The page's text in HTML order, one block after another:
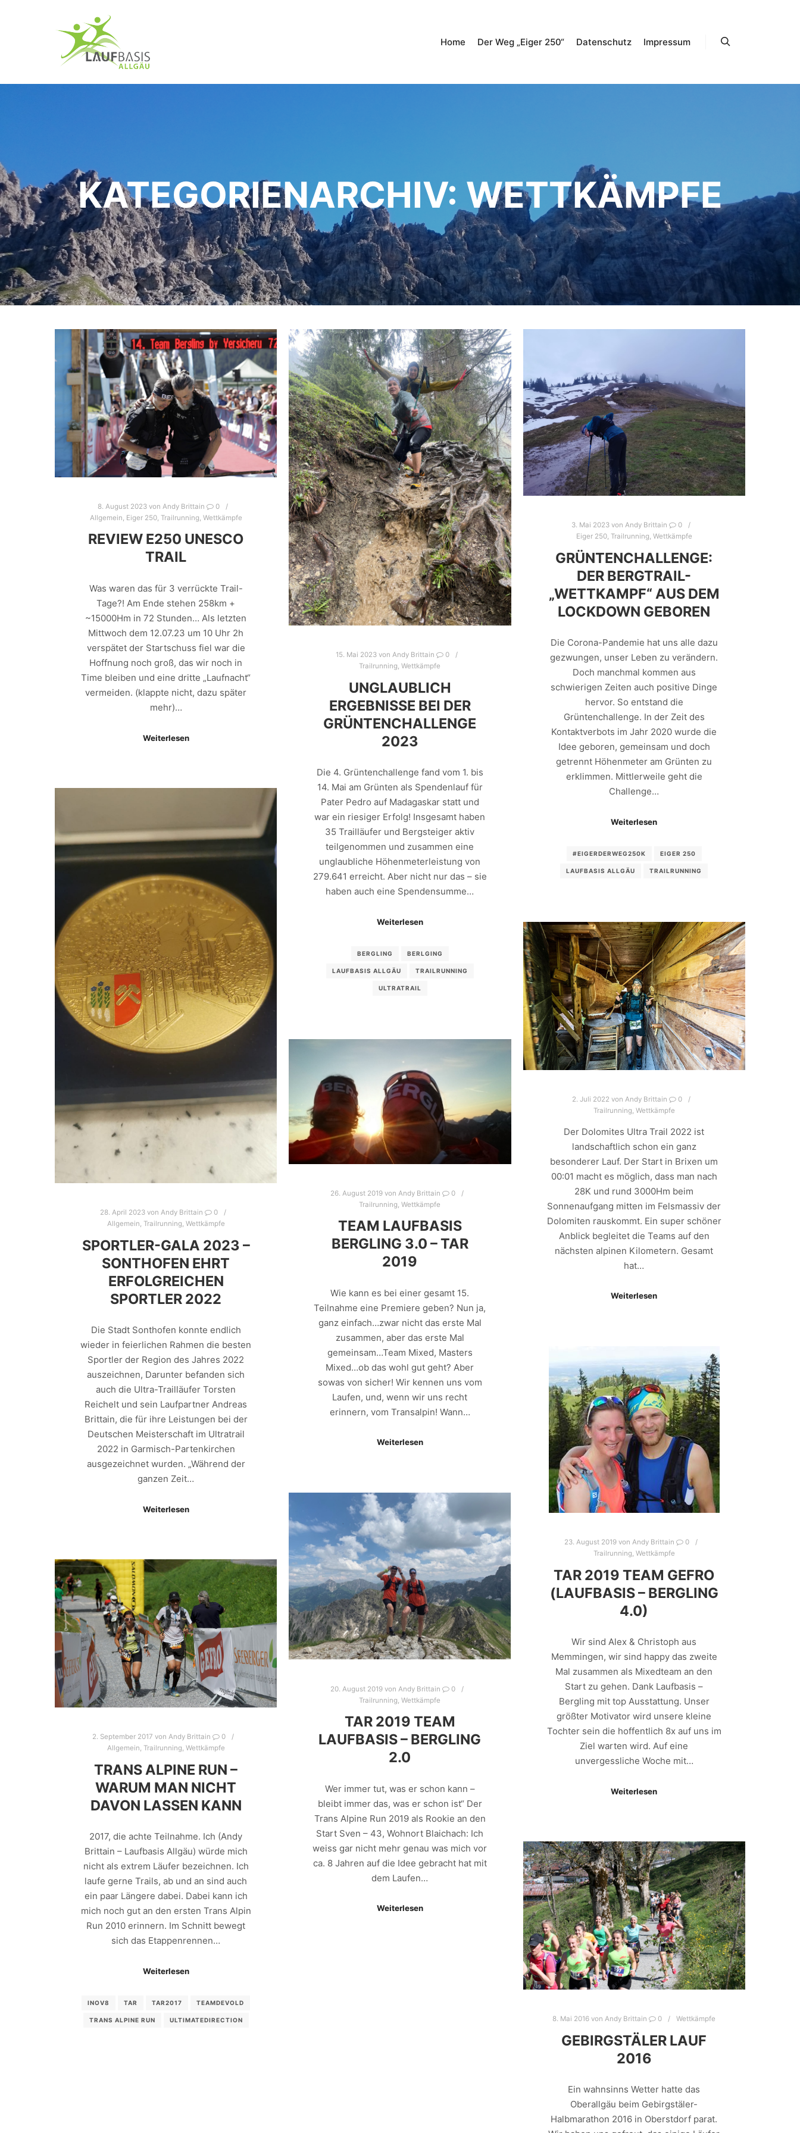
Home Der Weg „Eiger 250“ Datenschutz Impressum
KATEGORIENARCHIV: WETTKÄMPFE
8. August 2023 von Andy Brittain
0
Allgemein Eiger 250, Trailrunning Wettkämpfe
REVIEW E250 UNESCO
TRAIL
Was waren das für 3 verrückte Trail-
Tage?! Am Ende stehen 258km +
~15000Hm in 72 Stunden… Als letzten
Mittwoch dem 12.07.23 um 10 Uhr 2h
verspätet der Startschuss fiel war die
Hoffnung noch groß, das wir noch in
Time bleiben und eine dritte „Laufnacht“
vermeiden. (klappte nicht, dazu später
mehr)…
Weiterlesen
15. Mai 2023 von Andy Brittain
0
Trailrunning ,Wettkämpfe
UNGLAUBLICH
ERGEBNISSE BEI DER
GRÜNTENCHALLENGE
2023
Die 4. Grüntenchallenge fand vom 1. bis
14. Mai am Grünten als Spendenlauf für
Pater Pedro auf Madagaskar statt und
war ein riesiger Erfolg! Insgesamt haben
35 Trailläufer und Bergsteiger aktiv
teilgenommen und zusammen eine
unglaubliche Höhenmeterleistung von
279.641 erreicht. Aber nicht nur das – sie
haben auch eine Spendensumme…
Weiterlesen
BERGLING BERLGING
LAUFBASIS ALLGÄU TRAILRUNNING
ULTRATRAIL
3. Mai 2023 vonAndy Brittain
0
Eiger 250, Trailrunning, Wettkämpfe
GRÜNTENCHALLENGE:
DER BERGTRAIL-
„WETTKAMPF“ AUS DEM
LOCKDOWN GEBOREN
Die Corona-Pandemie hat uns alle dazu
gezwungen, unser Leben zu verändern.
Doch manchmal kommen aus
schwierigen Zeiten auch positive Dinge
hervor. So entstand die
Grüntenchallenge. In der Zeit des
Kontaktverbots im Jahr 2020 wurde die
Idee geboren, gemeinsam und doch
getrennt Höhenmeter am Grünten zu
erklimmen. Mittlerweile geht die
Challenge…
Weiterlesen
#EIGERDERWEG250K EIGER 250
LAUFBASIS ALLGÄU TRAILRUNNING
28. April 2023von Andy Brittain
0
Allgemein, Trailrunning, Wettkämpfe
SPORTLER-GALA 2023 –
SONTHOFEN EHRT
ERFOLGREICHEN
SPORTLER 2022
Die Stadt Sonthofen konnte endlich
wieder in feierlichen Rahmen die besten
Sportler der Region des Jahres 2022
auszeichnen, Darunter befanden sich
auch die Ultra-Trailläufer Torsten
Reichelt und sein Laufpartner Andreas
Brittain, die für ihre Leistungen bei der
Deutschen Meisterschaft im Ultratrail
2022 in Garmisch-Partenkirchen
ausgezeichnet wurden. „Während der
ganzen Zeit…
Weiterlesen
2. Juli 2022 von Andy Brittain
0
Trailrunning, Wettkämpfe
Der Dolomites Ultra Trail 2022 ist
landschaftlich schon ein ganz
besonderer Lauf. Der Start in Brixen um
00:01 macht es möglich, dass man nach
28K und rund 3000Hm beim
Sonnenaufgang mitten im Felsmassiv der
Dolomiten rauskommt. Ein super schöner
Anblick begleitet die Teams auf den
nächsten alpinen Kilometern. Gesamt
hat…
Weiterlesen
26. August 2019von Andy Brittain
0
Trailrunning ,Wettkämpfe
TEAM LAUFBASIS
BERGLING 3.0 – TAR
2019
Wie kann es bei einer gesamt 15.
Teilnahme eine Premiere geben? Nun ja,
ganz einfach…zwar nicht das erste Mal
zusammen, aber das erste Mal
gemeinsam…Team Mixed, Masters
Mixed…ob das wohl gut geht? Aber
sowas von sicher! Wir kennen uns vom
Laufen, und, wenn wir uns recht
erinnern, vom Transalpin! Wann…
Weiterlesen
23. August 2019 vonAndy Brittain
0
Trailrunning, Wettkämpfe
TAR 2019 TEAM GEFRO
(LAUFBASIS – BERGLING
4.0)
Wir sind Alex & Christoph aus
Memmingen, wir sind happy das zweite
Mal zusammen als Mixedteam an den
Start zu gehen. Dank Laufbasis –
Bergling mit top Ausstattung. Unser
größter Motivator wird unsere kleine
Tochter sein die hoffentlich 8x auf uns im
Ziel warten wird. Auf eine
unvergessliche Woche mit…
Weiterlesen
20. August 2019von Andy Brittain
0
Trailrunning ,Wettkämpfe
TAR 2019 TEAM
LAUFBASIS – BERGLING
2.0
Wer immer tut, was er schon kann –
bleibt immer das, was er schon ist“ Der
Trans Alpine Run 2019 als Rookie an den
Start Sven – 43, Wohnort Blaichach: Ich
weiss gar nicht mehr genau was mich vor
ca. 8 Jahren auf die Idee gebracht hat mit
dem Laufen…
Weiterlesen
2. September 2017 von Andy Brittain
0
Allgemein, Trailrunning, Wettkämpfe
TRANS ALPINE RUN –
WARUM MAN NICHT
DAVON LASSEN KANN
2017, die achte Teilnahme. Ich (Andy
Brittain – Laufbasis Allgäu) würde mich
nicht als extrem Läufer bezeichnen. Ich
laufe gerne Trails, ab und an sind auch
ein paar Längere dabei. Dabei kann ich
mich noch gut an den ersten Trans Alpin
Run 2010 erinnern. Im Schnitt bewegt
sich das Etappenrennen…
Weiterlesen
INOV8 TAR TAR2017 TEAMDEVOLD
TRANS ALPINE RUN ULTIMATEDIRECTION 8. Mai 2016 vonAndy Brittain 0 Wettkämpfe
GEBIRGSTÄLER LAUF
2016
Ein wahnsinns Wetter hatte das
Oberallgäu beim Gebirgstäler-
Halbmarathon 2016 in Oberstdorf parat.